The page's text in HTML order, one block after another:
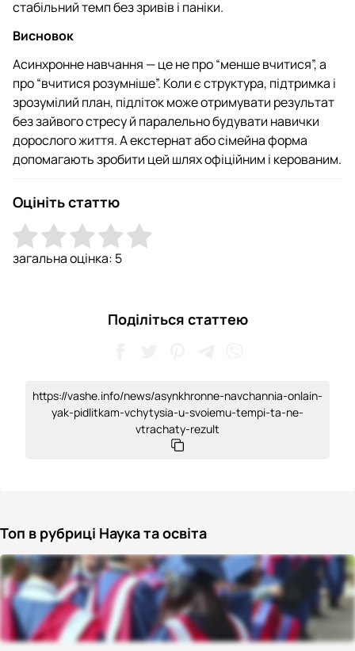
стабільний темп без зривів і паніки.
Висновок
Асинхронне навчання — це не про “менше вчитися”, а
про “вчитися розумніше”. Коли є структура, підтримка і
зрозумілий план, підліток може отримувати результат
без зайвого стресу й паралельно будувати навички
дорослого життя. А екстернат або сімейна форма
допомагають зробити цей шлях офіційним і керованим.
Оцініть статтю
загальна оцінка: 5
Поділіться статтею
https://vashe.info/news/asynkhronne-navchannia-onlain-
yak-pidlitkam-vchytysia-u-svoiemu-tempi-ta-ne-
vtrachaty-rezult
Топ в рубриці Наука та освіта